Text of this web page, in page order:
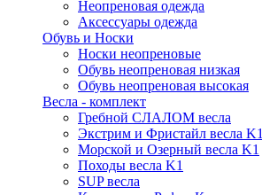
Неопреновая одежда
Аксессуары одежда
Обувь и Носки
Носки неопреновые
Обувь неопреновая низкая
Обувь неопреновая высокая
Весла - комплект
Гребной СЛАЛОМ весла
Экстрим и Фристайл весла K1
Морской и Озерный весла K1
Походы весла K1
SUP весла